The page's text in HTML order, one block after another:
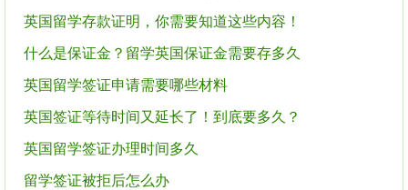
英国留学存款证明，你需要知道这些内容！
什么是保证金？留学英国保证金需要存多久
英国留学签证申请需要哪些材料
英国签证等待时间又延长了！到底要多久？
英国留学签证办理时间多久
留学签证被拒后怎么办